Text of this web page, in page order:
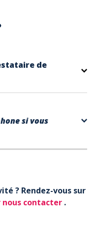
tourisme de Fréjus
les chèques
en compte
effectué.
de
billet,
si vous
? Rendez-vous sur
contacter .